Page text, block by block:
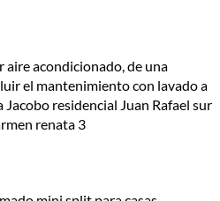
acondicionado, de una
el mantenimiento con lavado a
residencial Juan Rafael sur
renata 3